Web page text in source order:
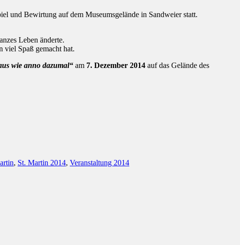
und Bewirtung auf dem Museumsgelände in Sandweier statt.
Leben änderte.
viel Spaß gemacht hat.
wie anno dazumal“ am 7. Dezember 2014 auf das Gelände des
, St. Martin 2014, Veranstaltung 2014